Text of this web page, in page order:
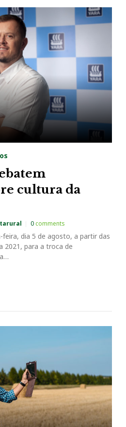
cultura da
0comments
dia 5 de agosto, a partir das
2021, para a troca de